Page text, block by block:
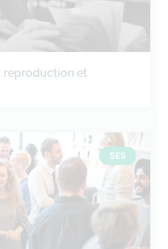
reproduction et
SES